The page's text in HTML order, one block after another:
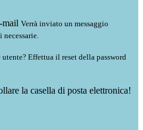
mail Verrà inviato un messaggio
Effettua il reset della password
la casella di posta elettronica!